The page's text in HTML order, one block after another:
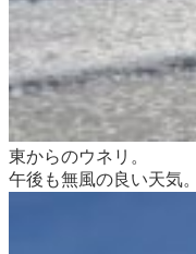
東からのウネリ。
午後も無風の良い天気。